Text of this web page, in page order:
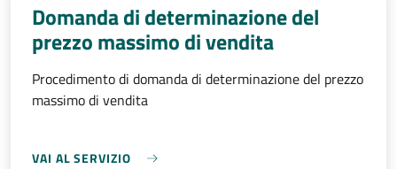
Domanda di determinazione del
prezzo massimo di vendita
Procedimento di domanda di determinazione del prezzo
massimo di vendita
VAI AL SERVIZIO